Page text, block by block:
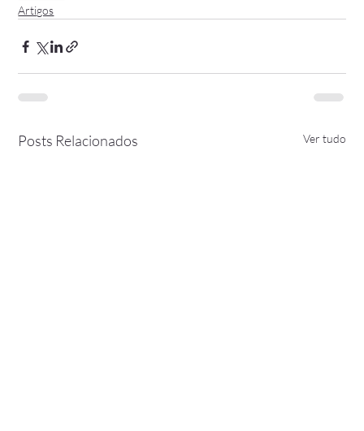
Artigos
Posts Relacionados Ver tudo